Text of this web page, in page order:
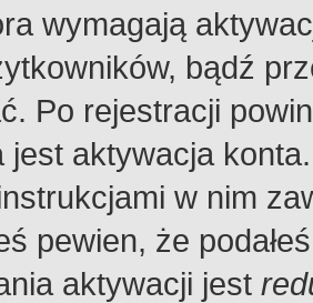
wymagają
bądź
Po rejestracji
jest aktywacja
w nim
pewien, że
aktywacji jest